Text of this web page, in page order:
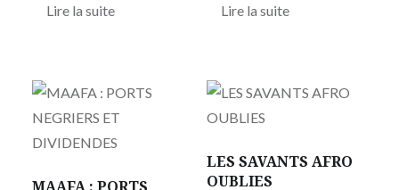
Lire la suite Lire la suite
LES SAVANTS AFRO
OUBLIES